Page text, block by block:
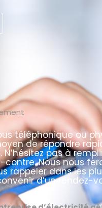
téléphonique ou
de répondre
pas à
Nous nous
rappeler dans les
d’un rendez-